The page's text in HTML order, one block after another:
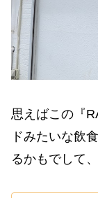
思えばこの『
ドみたいな飲
るかもでして